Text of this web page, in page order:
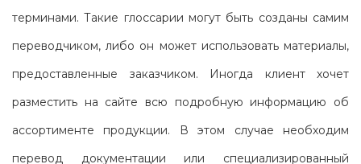
терминами. Такие глоссарии могут быть созданы самим
переводчиком, либо он может использовать материалы,
предоставленные заказчиком. Иногда клиент хочет
разместить на сайте всю подробную информацию об
ассортименте продукции. В этом случае необходим
перевод документации или специализированный